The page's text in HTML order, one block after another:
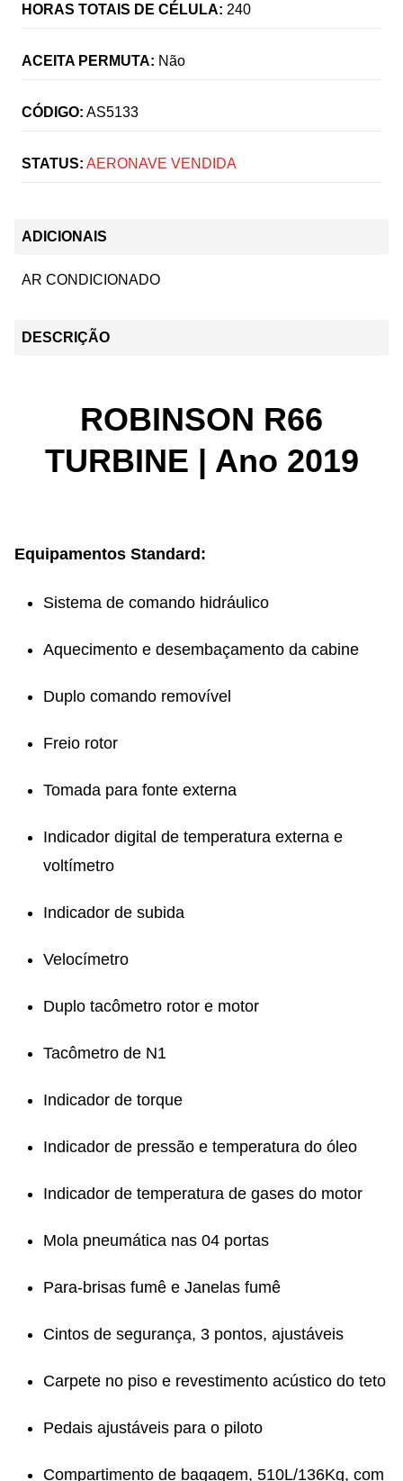
HORAS TOTAIS DE CÉLULA: 240
ACEITA PERMUTA: Não
CÓDIGO: AS5133
STATUS: AERONAVE VENDIDA
ADICIONAIS
AR CONDICIONADO
DESCRIÇÃO
ROBINSON R66
TURBINE | Ano 2019
Equipamentos Standard:
Sistema de comando hidráulico
Aquecimento e desembaçamento da cabine
Duplo comando removível
Freio rotor
Tomada para fonte externa
Indicador digital de temperatura externa e
voltímetro
Indicador de subida
Velocímetro
Duplo tacômetro rotor e motor
Tacômetro de N1
Indicador de torque
Indicador de pressão e temperatura do óleo
Indicador de temperatura de gases do motor
Mola pneumática nas 04 portas
Para-brisas fumê e Janelas fumê
Cintos de segurança, 3 pontos, ajustáveis
Carpete no piso e revestimento acústico do teto
Pedais ajustáveis para o piloto
Compartimento de bagagem, 510L/136Kg, com